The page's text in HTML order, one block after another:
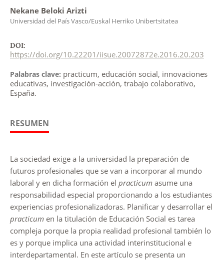
Nekane Beloki Arizti
Universidad del País Vasco/Euskal Herriko Unibertsitatea
DOI:
https://doi.org/10.22201/iisue.20072872e.2016.20.203
Palabras clave: practicum, educación social, innovaciones
educativas, investigación-acción, trabajo colaborativo,
España.
RESUMEN
La sociedad exige a la universidad la preparación de
futuros profesionales que se van a incorporar al mundo
laboral y en dicha formación el practicumasume una
responsabilidad especial proporcionando a los estudiantes
experiencias profesionalizadoras. Planificar y desarrollar el
practicumen la titulación de Educación Social es tarea
compleja porque la propia realidad profesional también lo
es y porque implica una actividad interinstitucional e
interdepartamental. En este artículo se presenta un